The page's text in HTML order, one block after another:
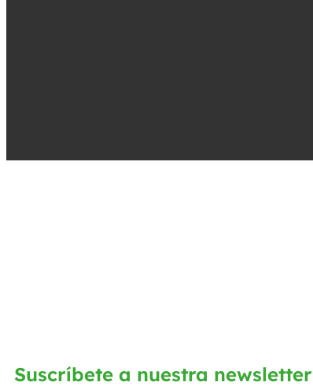
Suscríbete a nuestra newsletter